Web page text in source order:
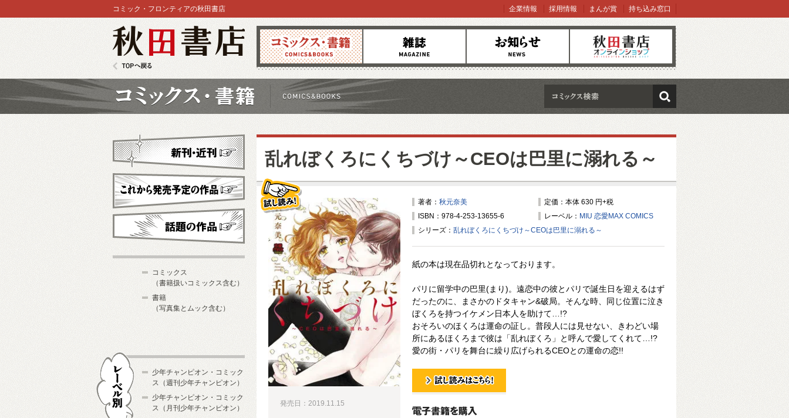
コミックス 雑誌 お知らせ オンラインショップ
コミック・フロンティアの秋田書店 企業情報 採用情報 まんが賞 持ち込み窓口
検索
乱れぼくろにくちづけ～CEOは巴里に溺れる～
著者： 秋元奈美
定価：本体 630 円+税
ISBN：978-4-253-13655-6
レーベル： MIU 恋愛MAX COMICS
シリーズ： 乱れぼくろにくちづけ～CEOは巴里に溺れる～
紙の本は現在品切れとなっております。
パリに留学中の巴里(まり)。遠恋中の彼とパリで誕生日を迎えるはず
だったのに、まさかのドタキャン&破局。そんな時、同じ位置に泣き
ぼくろを持つイケメン日本人を助けて…!?
おそろいのほくろは運命の証し。普段人には見せない、きわどい場
所にあるほくろまで彼は「乱れぼくろ」と呼んで愛してくれて…!?
愛の街・パリを舞台に繰り広げられるCEOとの運命の恋!!
試し読み！
発売日：2019.11.15
新刊・近刊
これから発売予定
コミックス
（書籍扱いコミックス含む）
書籍
（写真集とムック含む）
少年チャンピオン・コミック
ス（週刊少年チャンピオン）
少年チャンピオン・コミック
ス（月刊少年チャンピオン）